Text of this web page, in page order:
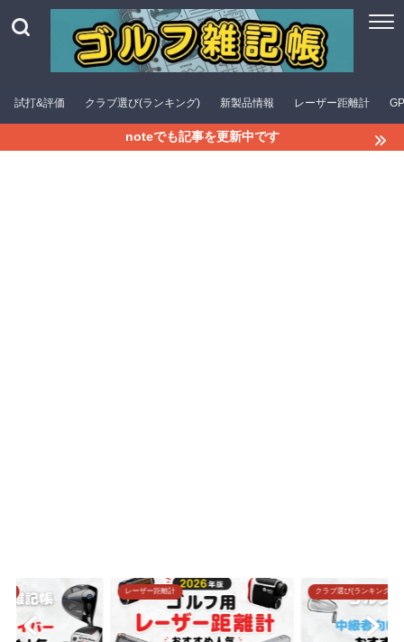
試打&評価 クラブ選び(ランキング) 新製品情報 レーザー距離計
noteでも記事を更新中です
レーザー距離計 クラブ選び(ランキング)